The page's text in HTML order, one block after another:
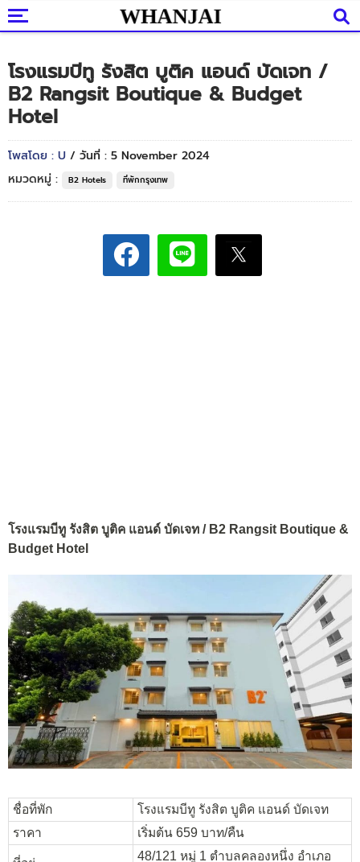
โรงแรมบีทู รังสิต บูติค แอนด์ บัดเจท /
B2 Rangsit Boutique & Budget
Hotel
โพสโดย : U / วันที่ : 5 November 2024
หมวดหมู่ :
B2 Hotels ที่พักกรุงเทพ
โรงแรมบีทู รังสิต บูติค แอนด์ บัดเจท / B2 Rangsit Boutique &
Budget Hotel
ชื่อที่พัก
โรงแรมบีทู รังสิต บูติค แอนด์ บัดเจท
ราคา
เริ่มต้น 659 บาท/คืน
48/121 หมู่ 1 ตำบลคลองหนึ่ง อำเภอ